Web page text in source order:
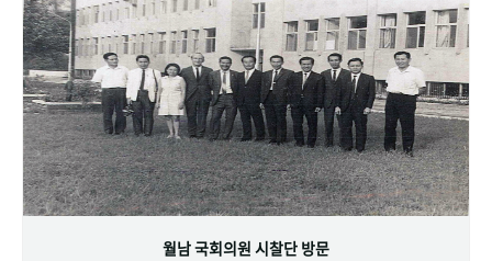
월남 국회의원 시찰단 방문